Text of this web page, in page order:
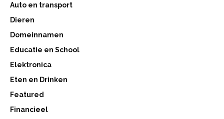
Auto en transport
Dieren
Domeinnamen
Educatie en School
Elektronica
Eten en Drinken
Featured
Financieel